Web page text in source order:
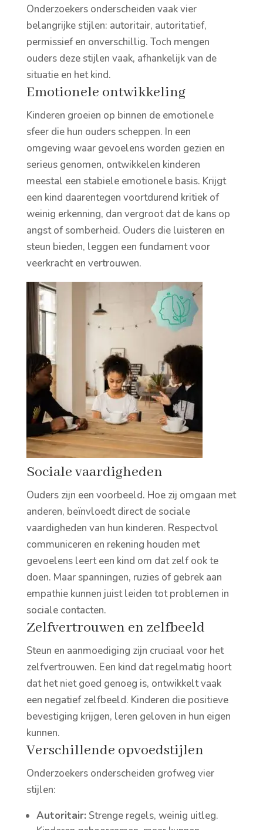
Onderzoekers onderscheiden vaak vier
belangrijke stijlen: autoritair, autoritatief,
permissief en onverschillig. Toch mengen
ouders deze stijlen vaak, afhankelijk van de
situatie en het kind.
Emotionele ontwikkeling
Kinderen groeien op binnen de emotionele
sfeer die hun ouders scheppen. In een
omgeving waar gevoelens worden gezien en
serieus genomen, ontwikkelen kinderen
meestal een stabiele emotionele basis. Krijgt
een kind daarentegen voortdurend kritiek of
weinig erkenning, dan vergroot dat de kans op
angst of somberheid. Ouders die luisteren en
steun bieden, leggen een fundament voor
veerkracht en vertrouwen.
Sociale vaardigheden
Ouders zijn een voorbeeld. Hoe zij omgaan met
anderen, beïnvloedt direct de sociale
vaardigheden van hun kinderen. Respectvol
communiceren en rekening houden met
gevoelens leert een kind om dat zelf ook te
doen. Maar spanningen, ruzies of gebrek aan
empathie kunnen juist leiden tot problemen in
sociale contacten.
Zelfvertrouwen en zelfbeeld
Steun en aanmoediging zijn cruciaal voor het
zelfvertrouwen. Een kind dat regelmatig hoort
dat het niet goed genoeg is, ontwikkelt vaak
een negatief zelfbeeld. Kinderen die positieve
bevestiging krijgen, leren geloven in hun eigen
kunnen.
Verschillende opvoedstijlen
Onderzoekers onderscheiden grofweg vier
stijlen:
Autoritair: Strenge regels, weinig uitleg.